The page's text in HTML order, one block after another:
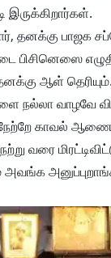
இருக்கிறார்கள்.
தனக்கு பாஜக
பிசினெஸை
ஆள்
நல்லா வாழவே
காவல்
வரை
அவங்க